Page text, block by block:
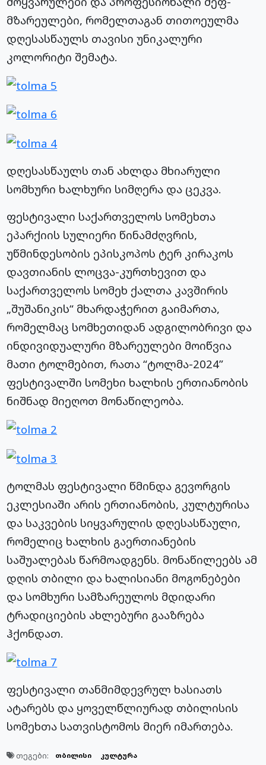
მზარეულები, რომელთაგან თითოეულმა
დღესასწაულს თავისი უნიკალური
კოლორიტი შემატა.
დღესასწაულს თან ახლდა მხიარული
სომხური ხალხური სიმღერა და ცეკვა.
ფესტივალი საქართველოს სომეხთა
ეპარქიის სულიერი წინამძღვრის,
უწმინდესობის ეპისკოპოს ტერ კირაკოს
დავთიანის ლოცვა-კურთხევით და
საქართველოს სომეხ ქალთა კავშირის
„შუშანიკის“ მხარდაჭერით გაიმართა,
რომელმაც სომხეთიდან ადგილობრივი და
ინდივიდუალური მზარეულები მოიწვია
მათი ტოლმებით, რათა “ტოლმა-2024”
ფესტივალში სომეხი ხალხის ერთიანობის
ნიშნად მიეღოთ მონაწილეობა.
ტოლმას ფესტივალი წმინდა გევორგის
ეკლესიაში არის ერთიანობის, კულტურისა
და საკვების სიყვარულის დღესასწაული,
რომელიც ხალხის გაერთიანების
საშუალებას წარმოადგენს. მონაწილეებს ამ
დღის თბილი და ხალისიანი მოგონებები
და სომხური სამზარეულოს მდიდარი
ტრადიციების ახლებური გააზრება
ჰქონდათ.
ფესტივალი თანმიმდევრულ ხასიათს
ატარებს და ყოველწლიურად თბილისის
სომეხთა სათვისტომოს მიერ იმართება.
თეგები: თბილისი კულტურა